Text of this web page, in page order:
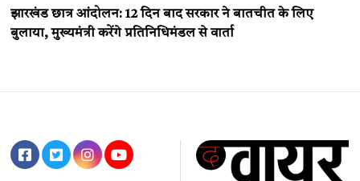
झारखंड छात्र आंदोलन: 12 दिन बाद सरकार ने बातचीत के लिए
बुलाया, मुख्यमंत्री करेंगे प्रतिनिधिमंडल से वार्ता